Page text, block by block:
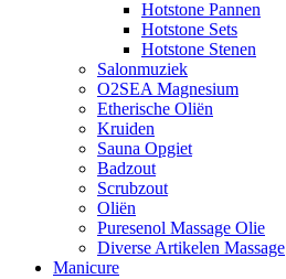
Hotstone Pannen
Hotstone Sets
Hotstone Stenen
Salonmuziek
O2SEA Magnesium
Etherische Oliën
Kruiden
Sauna Opgiet
Badzout
Scrubzout
Oliën
Puresenol Massage Olie
Diverse Artikelen Massage
Manicure